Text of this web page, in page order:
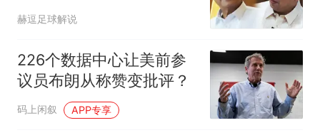
认操纵翻供
赫逗足球解说
226个数据中心让美前参
议员布朗从称赞变批评？
码上闲叙 APP专享